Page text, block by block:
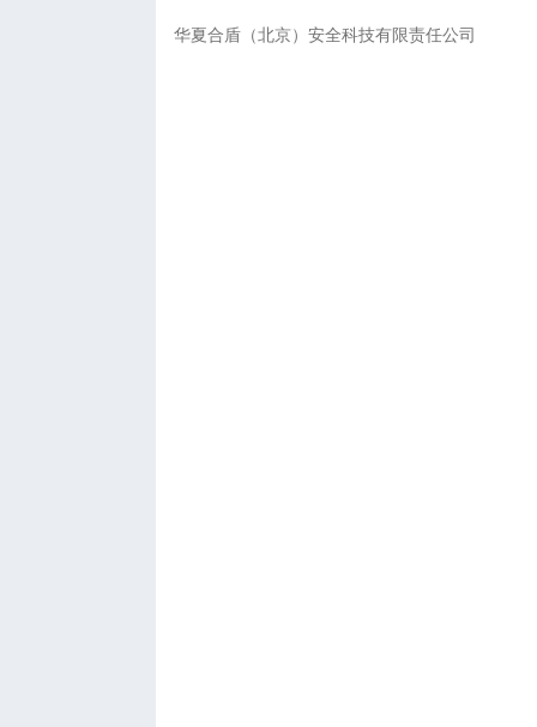
华夏合盾（北京）安全科技有限责任公司